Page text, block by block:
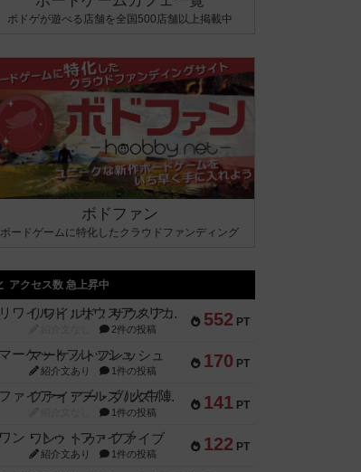
ボドゲが遊べる店舗を全国500店舗以上掲載中
ボドファン
ボードゲームに特化したクラウドファンディング
アクセス数 急上昇中
552 PT
リワイルド：サウスアメリカ
2件の投稿
170 PT
マーケットフレッシュ
紹介文あり 1件の投稿
141 PT
ファイアー・ブルズ / 火牛陣
1件の投稿
122 PT
ワン・トゥ・ファイブ
紹介文あり 1件の投稿